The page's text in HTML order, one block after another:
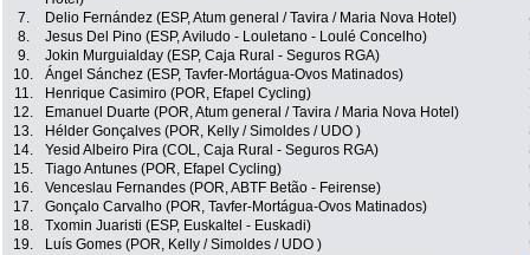
7. Delio Fernández (ESP, Atum general / Tavira / Maria Nova Hotel)
8.
Jesus Del Pino (ESP, Aviludo - Louletano - Loulé Concelho)
9.
Jokin Murguialday (ESP, Caja Rural - Seguros RGA)
10.
Ángel Sánchez (ESP, Tavfer-Mortágua-Ovos Matinados)
11.
Henrique Casimiro (POR, Efapel Cycling)
12.
Emanuel Duarte (POR, Atum general / Tavira / Maria Nova Hotel)
13.
Hélder Gonçalves (POR, Kelly / Simoldes / UDO )
14.
Yesid Albeiro Pira (COL, Caja Rural - Seguros RGA)
15.
Tiago Antunes (POR, Efapel Cycling)
16.
Venceslau Fernandes (POR, ABTF Betão - Feirense)
17.
Gonçalo Carvalho (POR, Tavfer-Mortágua-Ovos Matinados)
18.
Txomin Juaristi (ESP, Euskaltel - Euskadi)
19.
Luís Gomes (POR, Kelly / Simoldes / UDO )